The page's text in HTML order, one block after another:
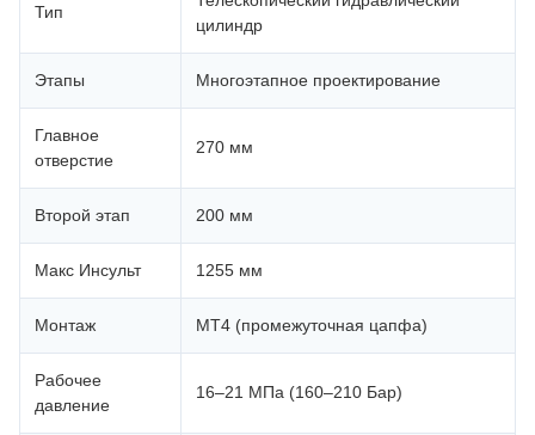
Тип
цилиндр
Этапы Многоэтапное проектирование
Главное
отверстие
270 мм
Второй этап 200 мм
Макс Инсульт 1255 мм
Монтаж MT4 (промежуточная цапфа)
Рабочее
давление
16–21 МПа (160–210 Бар)